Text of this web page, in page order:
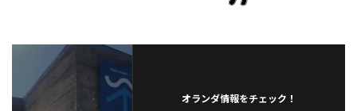
オランダ情報をチェック！